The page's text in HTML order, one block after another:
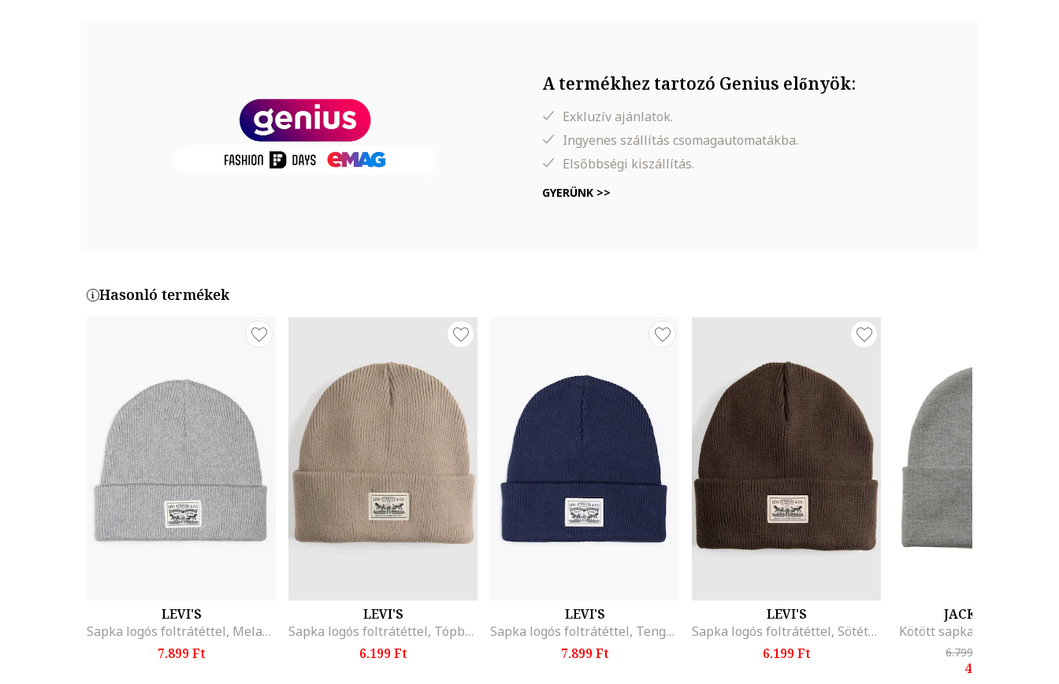
A termékhez tartozó Genius előnyök:
Exkluzív ajánlatok.
Ingyenes szállítás csomagautomatákba.
Elsőbbségi kiszállítás.
GYERÜNK >>
Hasonló termékek
LEVI'S
Sapka logós foltrátéttel, Melange világosszürke
7.899 Ft
LEVI'S
Sapka logós foltrátéttel, Tópbarna
6.199 Ft
LEVI'S
Sapka logós foltrátéttel, Tengerészkék
7.899 Ft
LEVI'S
Sapka logós foltrátéttel, Sötétbarna
6.199 Ft
JACK & JONES
Kötött sapka logós
6.799 Ft
4.599 Ft